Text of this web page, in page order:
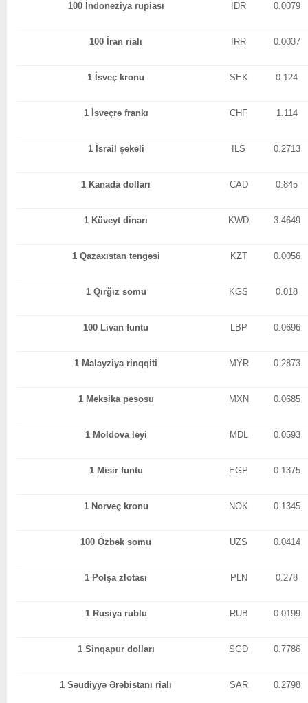
100 İndoneziya rupiası IDR 0.0079
100 İran rialı IRR 0.0037
1 İsveç kronu SEK 0.124
1 İsveçrə frankı CHF 1.114
1 İsrail şekeli ILS 0.2713
1 Kanada dolları CAD 0.845
1 Küveyt dinarı KWD 3.4649
1 Qazaxıstan tengəsi KZT 0.0056
1 Qırğız somu KGS 0.018
100 Livan funtu LBP 0.0696
1 Malayziya rinqqiti MYR 0.2873
1 Meksika pesosu MXN 0.0685
1 Moldova leyi MDL 0.0593
1 Misir funtu EGP 0.1375
1 Norveç kronu NOK 0.1345
100 Özbək somu UZS 0.0414
1 Polşa zlotası PLN 0.278
1 Rusiya rublu RUB 0.0199
1 Sinqapur dolları SGD 0.7786
1 Səudiyyə Ərəbistanı rialı SAR 0.2798